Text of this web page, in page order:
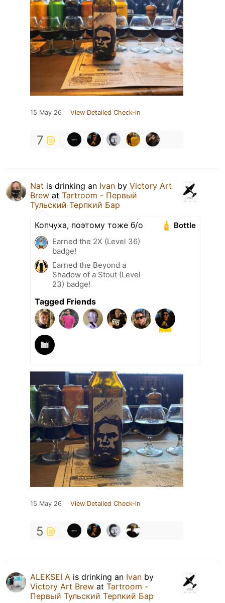
15 May 26 View Detailed Check-in
7
Nat is drinking an Ivan by Victory Art
Brew at Tartroom - Первый
Тульский Терпкий Бар
Bottle
Копчуха, поэтому тоже б/о
Earned the 2X (Level 36)
badge!
Earned the Beyond a
Shadow of a Stout (Level
23) badge!
Tagged Friends
15 May 26 View Detailed Check-in
5
ALEKSEI A is drinking an Ivan by
Victory Art Brew at Tartroom -
Первый Тульский Терпкий Бар